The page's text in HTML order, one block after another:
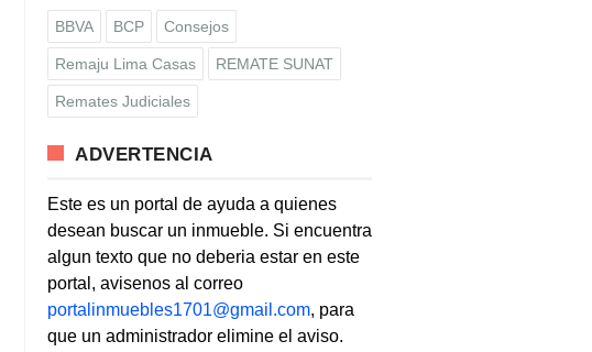
BBVA BCP Consejos
Remaju Lima Casas REMATE SUNAT
Remates Judiciales
ADVERTENCIA
Este es un portal de ayuda a quienes
desean buscar un inmueble. Si encuentra
algun texto que no deberia estar en este
portal, avisenos al correo
portalinmuebles1701@gmail.com, para
que un administrador elimine el aviso.